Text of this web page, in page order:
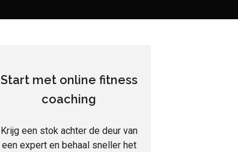
Start met online fitness
coaching
Krijg een stok achter de deur van
een expert en behaal sneller het